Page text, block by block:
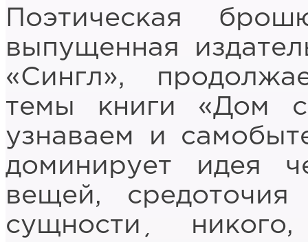
Поэтическая
выпущенная
«Сингл»,
темы книги «Дом
узнаваем и
доминирует идея
вещей,
сущности¸